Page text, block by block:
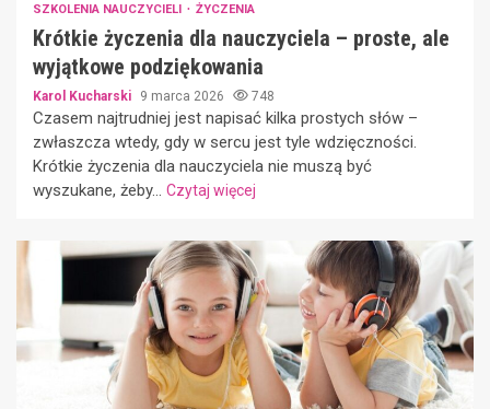
SZKOLENIA NAUCZYCIELI
ŻYCZENIA
Krótkie życzenia dla nauczyciela – proste, ale
wyjątkowe podziękowania
Karol Kucharski 9 marca 2026 748
Czasem najtrudniej jest napisać kilka prostych słów –
zwłaszcza wtedy, gdy w sercu jest tyle wdzięczności.
Krótkie życzenia dla nauczyciela nie muszą być
wyszukane, żeby... Czytaj więcej